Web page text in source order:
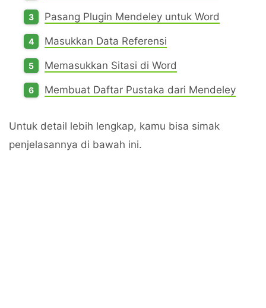
Pasang Plugin Mendeley untuk Word
Masukkan Data Referensi
Memasukkan Sitasi di Word
Membuat Daftar Pustaka dari Mendeley
Untuk detail lebih lengkap, kamu bisa simak
penjelasannya di bawah ini.